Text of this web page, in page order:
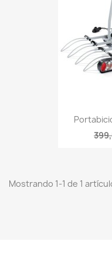
Mostrando 1-1 de 1